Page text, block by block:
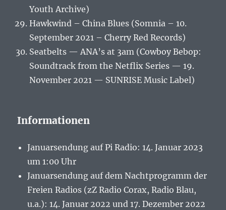
Youth Archive)
Hawkwind – China Blues (Somnia – 10.
September 2021 – Cherry Red Records)
Seatbelts — ANA’s at 3am (Cowboy Bebop:
Soundtrack from the Netflix Series — 19.
November 2021 — SUNRISE Music Label)
Informationen
Januarsendung auf Pi Radio: 14. Januar 2023
um 1:00 Uhr
Januarsendung auf dem Nachtprogramm der
Freien Radios (zZ Radio Corax, Radio Blau,
u.a.): 14. Januar 2022 und 17. Dezember 2022